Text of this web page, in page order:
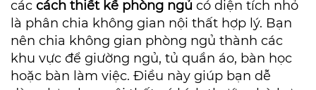
các cách thiết kế phòng ngủ có diện tích nhỏ
là phân chia không gian nội thất hợp lý. Bạn
nên chia không gian phòng ngủ thành các
khu vực để giường ngủ, tủ quần áo, bàn học
hoặc bàn làm việc. Điều này giúp bạn dễ